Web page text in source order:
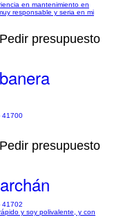
en mantenimiento en
responsable y seria en mi
Pedir presupuesto
41700
Pedir presupuesto
41702
y soy polivalente, y con